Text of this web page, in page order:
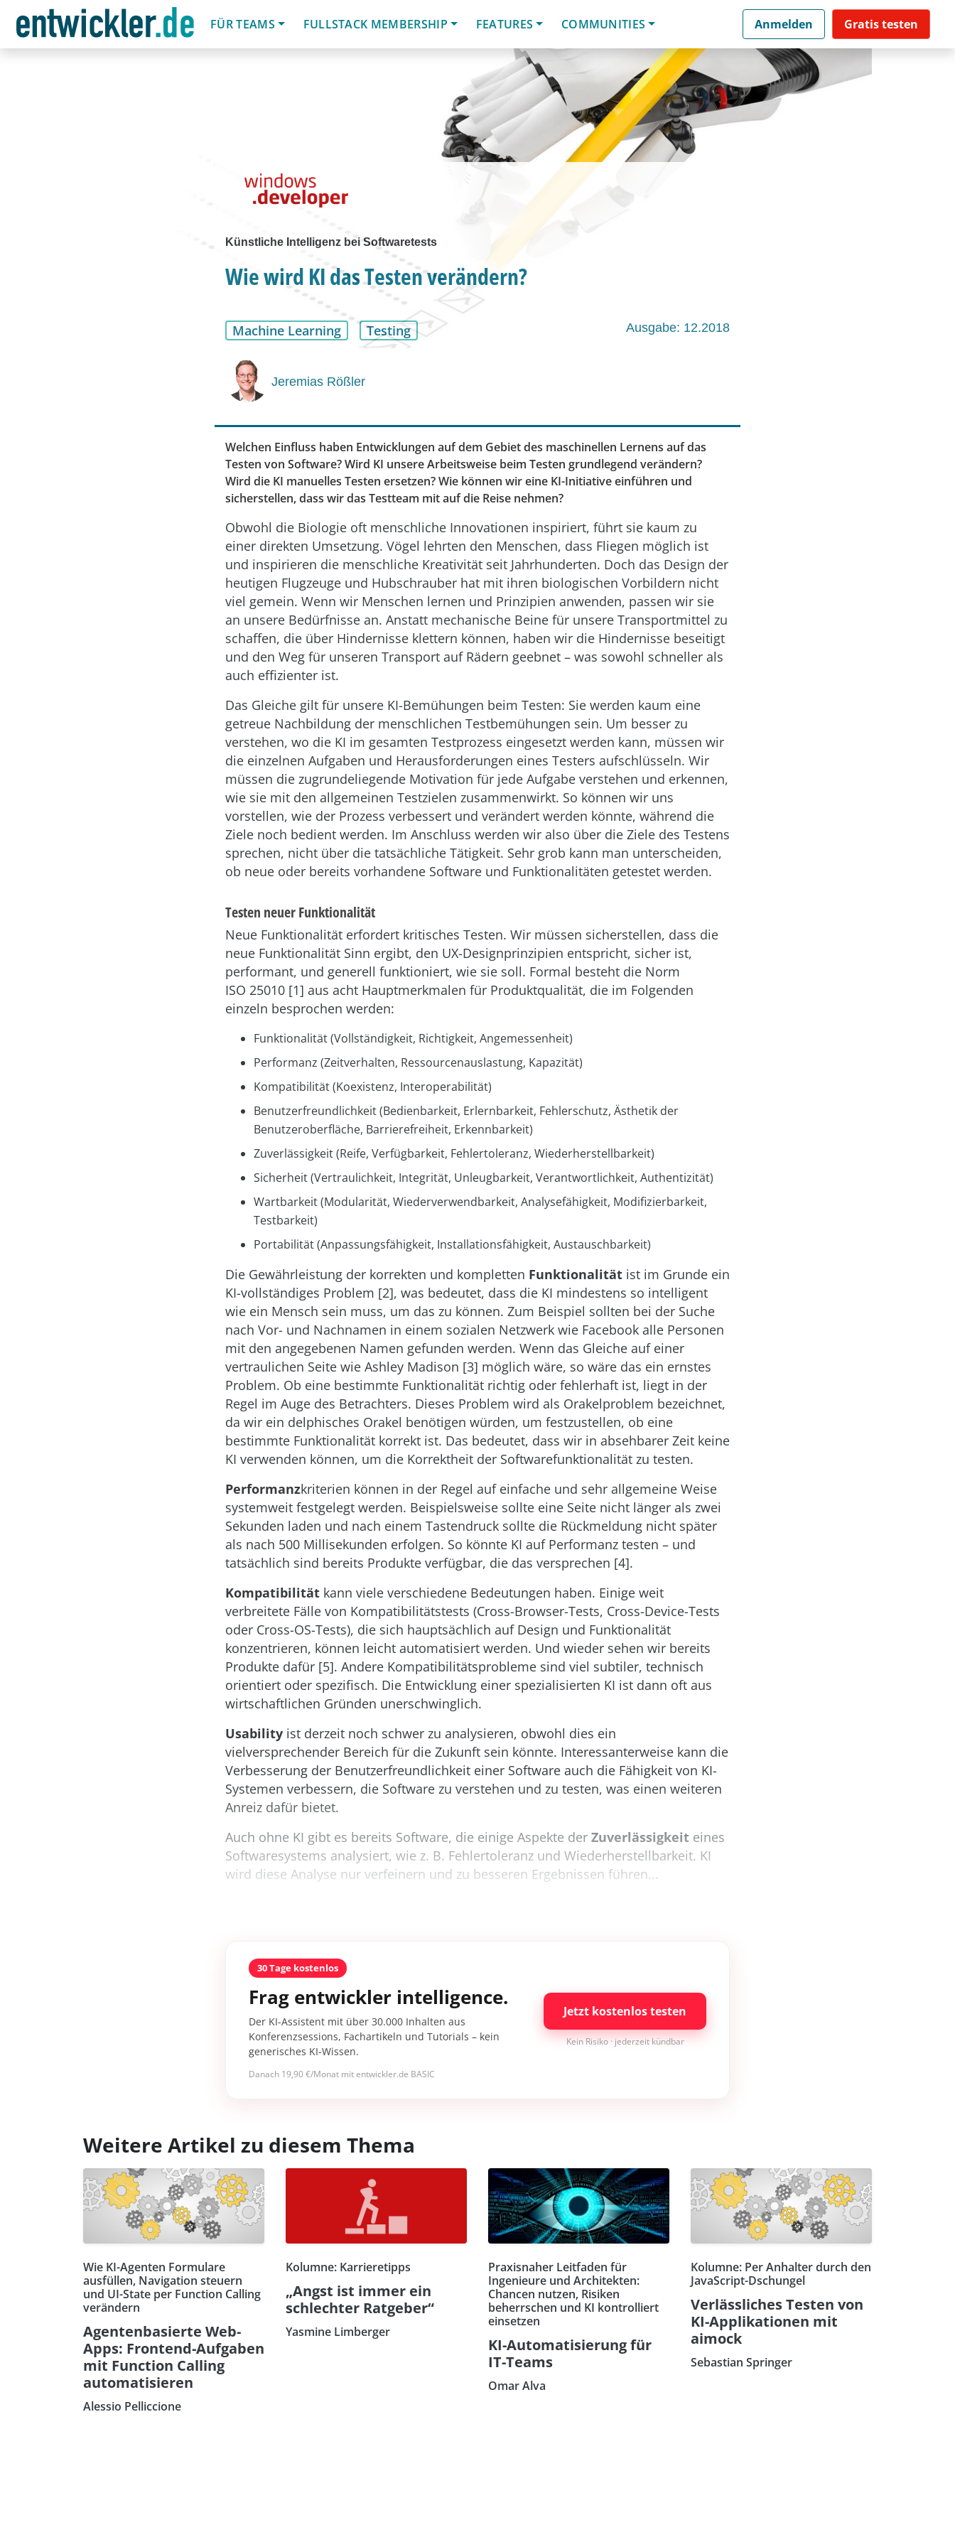
FÜR TEAMS
FULLSTACK MEMBERSHIP FEATURES COMMUNITIES Anmelden Gratis testen
Künstliche Intelligenz bei Softwaretests
Wie wird KI das Testen verändern?
Machine Learning Testing Ausgabe: 12.2018
Jeremias Rößler
Welchen Einfluss haben Entwicklungen auf dem Gebiet des maschinellen Lernens auf das
Testen von Software? Wird KI unsere Arbeitsweise beim Testen grundlegend verändern?
Wird die KI manuelles Testen ersetzen? Wie können wir eine KI-Initiative einführen und
sicherstellen, dass wir das Testteam mit auf die Reise nehmen?
Obwohl die Biologie oft menschliche Innovationen inspiriert, führt sie kaum zu
einer direkten Umsetzung. Vögel lehrten den Menschen, dass Fliegen möglich ist
und inspirieren die menschliche Kreativität seit Jahrhunderten. Doch das Design der
heutigen Flugzeuge und Hubschrauber hat mit ihren biologischen Vorbildern nicht
viel gemein. Wenn wir Menschen lernen und Prinzipien anwenden, passen wir sie
an unsere Bedürfnisse an. Anstatt mechanische Beine für unsere Transportmittel zu
schaffen, die über Hindernisse klettern können, haben wir die Hindernisse beseitigt
und den Weg für unseren Transport auf Rädern geebnet – was sowohl schneller als
auch effizienter ist.
Das Gleiche gilt für unsere KI-Bemühungen beim Testen: Sie werden kaum eine
getreue Nachbildung der menschlichen Testbemühungen sein. Um besser zu
verstehen, wo die KI im gesamten Testprozess eingesetzt werden kann, müssen wir
die einzelnen Aufgaben und Herausforderungen eines Testers aufschlüsseln. Wir
müssen die zugrundeliegende Motivation für jede Aufgabe verstehen und erkennen,
wie sie mit den allgemeinen Testzielen zusammenwirkt. So können wir uns
vorstellen, wie der Prozess verbessert und verändert werden könnte, während die
Ziele noch bedient werden. Im Anschluss werden wir also über die Ziele des Testens
sprechen, nicht über die tatsächliche Tätigkeit. Sehr grob kann man unterscheiden,
ob neue oder bereits vorhandene Software und Funktionalitäten getestet werden.
Testen neuer Funktionalität
Neue Funktionalität erfordert kritisches Testen. Wir müssen sicherstellen, dass die
neue Funktionalität Sinn ergibt, den UX-Designprinzipien entspricht, sicher ist,
performant, und generell funktioniert, wie sie soll. Formal besteht die Norm
ISO 25010 [1] aus acht Hauptmerkmalen für Produktqualität, die im Folgenden
einzeln besprochen werden:
Funktionalität (Vollständigkeit, Richtigkeit, Angemessenheit)
Performanz (Zeitverhalten, Ressourcenauslastung, Kapazität)
Kompatibilität (Koexistenz, Interoperabilität)
Benutzerfreundlichkeit (Bedienbarkeit, Erlernbarkeit, Fehlerschutz, Ästhetik der
Benutzeroberfläche, Barrierefreiheit, Erkennbarkeit)
Zuverlässigkeit (Reife, Verfügbarkeit, Fehlertoleranz, Wiederherstellbarkeit)
Sicherheit (Vertraulichkeit, Integrität, Unleugbarkeit, Verantwortlichkeit, Authentizität)
Wartbarkeit (Modularität, Wiederverwendbarkeit, Analysefähigkeit, Modifizierbarkeit,
Testbarkeit)
Portabilität (Anpassungsfähigkeit, Installationsfähigkeit, Austauschbarkeit)
Die Gewährleistung der korrekten und kompletten Funktionalität ist im Grunde ein
KI-vollständiges Problem [2], was bedeutet, dass die KI mindestens so intelligent
wie ein Mensch sein muss, um das zu können. Zum Beispiel sollten bei der Suche
nach Vor- und Nachnamen in einem sozialen Netzwerk wie Facebook alle Personen
mit den angegebenen Namen gefunden werden. Wenn das Gleiche auf einer
vertraulichen Seite wie Ashley Madison [3] möglich wäre, so wäre das ein ernstes
Problem. Ob eine bestimmte Funktionalität richtig oder fehlerhaft ist, liegt in der
Regel im Auge des Betrachters. Dieses Problem wird als Orakelproblem bezeichnet,
da wir ein delphisches Orakel benötigen würden, um festzustellen, ob eine
bestimmte Funktionalität korrekt ist. Das bedeutet, dass wir in absehbarer Zeit keine
KI verwenden können, um die Korrektheit der Softwarefunktionalität zu testen.
Performanzkriterien können in der Regel auf einfache und sehr allgemeine Weise
systemweit festgelegt werden. Beispielsweise sollte eine Seite nicht länger als zwei
Sekunden laden und nach einem Tastendruck sollte die Rückmeldung nicht später
als nach 500 Millisekunden erfolgen. So könnte KI auf Performanz testen – und
tatsächlich sind bereits Produkte verfügbar, die das versprechen [4].
Kompatibilität kann viele verschiedene Bedeutungen haben. Einige weit
verbreitete Fälle von Kompatibilitätstests (Cross-Browser-Tests, Cross-Device-Tests
oder Cross-OS-Tests), die sich hauptsächlich auf Design und Funktionalität
konzentrieren, können leicht automatisiert werden. Und wieder sehen wir bereits
Produkte dafür [5]. Andere Kompatibilitätsprobleme sind viel subtiler, technisch
orientiert oder spezifisch. Die Entwicklung einer spezialisierten KI ist dann oft aus
wirtschaftlichen Gründen unerschwinglich.
Usability ist derzeit noch schwer zu analysieren, obwohl dies ein
vielversprechender Bereich für die Zukunft sein könnte. Interessanterweise kann die
Verbesserung der Benutzerfreundlichkeit einer Software auch die Fähigkeit von KI-
Systemen verbessern, die Software zu verstehen und zu testen, was einen weiteren
Anreiz dafür bietet.
Auch ohne KI gibt es bereits Software, die einige Aspekte der Zuverlässigkeit eines
Softwaresystems analysiert, wie z. B. Fehlertoleranz und Wiederherstellbarkeit. KI
wird diese Analyse nur verfeinern und zu besseren Ergebnissen führen...
30 Tage kostenlos
Frag entwickler intelligence.
Der KI-Assistent mit über 30.000 Inhalten aus
Konferenzsessions, Fachartikeln und Tutorials – kein
generisches KI-Wissen.
Danach 19,90 €/Monat mit entwickler.de BASIC
Jetzt kostenlos testen
Kein Risiko · jederzeit kündbar
Weitere Artikel zu diesem Thema
Wie KI-Agenten Formulare
ausfüllen, Navigation steuern
und UI-State per Function Calling
verändern
Agentenbasierte Web-
Apps: Frontend-Aufgaben
mit Function Calling
automatisieren
Alessio Pelliccione
Kolumne: Karrieretipps
„Angst ist immer ein
schlechter Ratgeber“
Yasmine Limberger
Praxisnaher Leitfaden für
Ingenieure und Architekten:
Chancen nutzen, Risiken
beherrschen und KI kontrolliert
einsetzen
KI-Automatisierung für
IT-Teams
Omar Alva
Kolumne: Per Anhalter durch den
JavaScript-Dschungel
Verlässliches Testen von
KI-Applikationen mit
aimock
Sebastian Springer